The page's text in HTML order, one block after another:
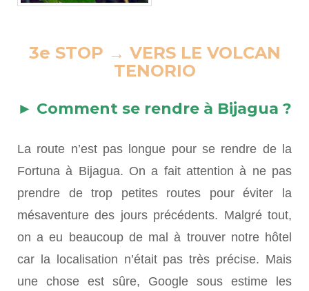
3e STOP → VERS LE VOLCAN
TENORIO
► Comment se rendre à Bijagua ?
La route n’est pas longue pour se rendre de la
Fortuna à Bijagua. On a fait attention à ne pas
prendre de trop petites routes pour éviter la
mésaventure des jours précédents. Malgré tout,
on a eu beaucoup de mal à trouver notre hôtel
car la localisation n’était pas très précise. Mais
une chose est sûre, Google sous estime les